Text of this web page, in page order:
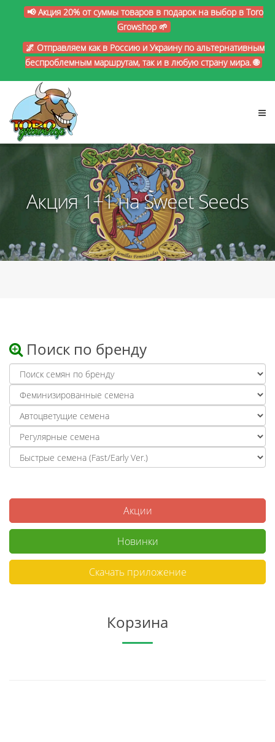
📢 Акция 20% от суммы товаров в подарок на выбор в Toro
Growshop 🌱
🌌 Отправляем как в Россию и Украину по альтернативным
беспроблемным маршрутам, так и в любую страну мира. 🌐
Акция 1+1 на Sweet Seeds
Поиск по бренду
Акции
Новинки
Скачать приложение
Корзина